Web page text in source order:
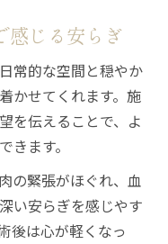
感じる安らぎ
常的な空間と穏やか
かせてくれます。施
を伝えることで、よ
きます。
の緊張がほぐれ、血
い安らぎを感じやす
後は心が軽くなっ